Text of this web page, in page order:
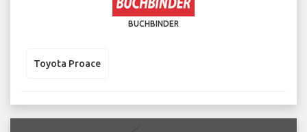
BUCHBINDER
Toyota Proace